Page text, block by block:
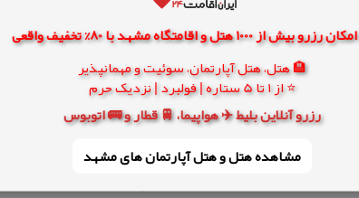
بیش از 1000 هتل و اقامتگاه مشهد با 80% تخفیف واقعی
🏨 هتل، هتل آپارتمان، سوئیت و مهمانپذیر
⭐ از 1 تا 5 ستاره | فولبرد | نزدیک حرم
رزرو آنلاین بلیط ✈️ هواپیما، 🚆 قطار و 🚌 اتوبوس
مشاهده هتل و هتل‌ آپارتمان های مشهد
در شهر رشت در اوایل قرن بیستم)، این مسجد به علت سعایت بدخواهان
بهترین مسجد گیلان به شمار می‌رفت. در واقع شاید وجود تزئیناتی
شده باشد.
این مسجد را به مسجد ایاصوفیه (در تركیه) شبیه دانسته است.
نو و مسجد كهنه است كه با یك درِ بزرگ به یكدیگر راه دارند. قدمت مسجد